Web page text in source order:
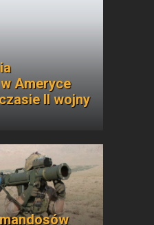
Ameryce
II wojny